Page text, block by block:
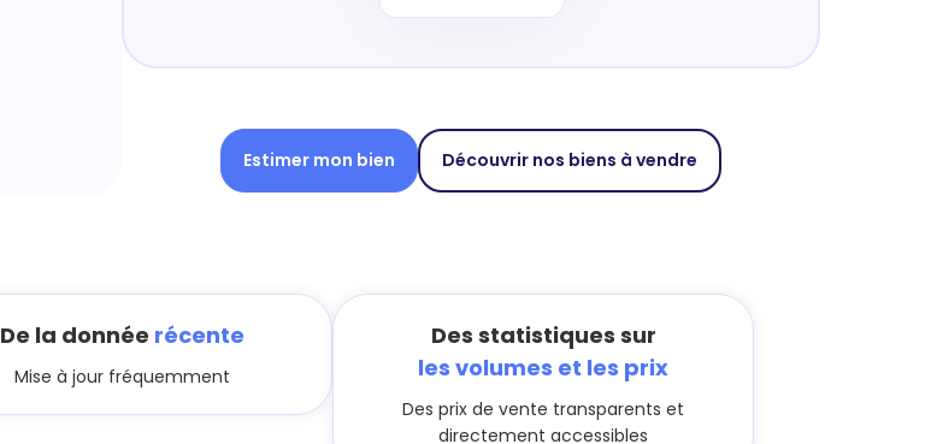
Estimer mon bien Découvrir nos biens à vendre
De la donnée récente
Mise à jour fréquemment
Des statistiques sur
les volumes et les prix
Des prix de vente transparents et
directement accessibles